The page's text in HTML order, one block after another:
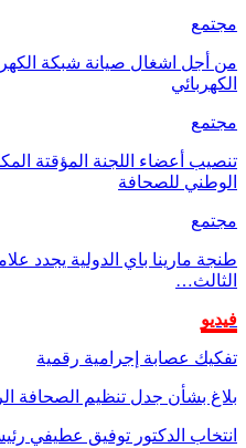
مجتمع
من أجل اشغال صيانة شبكة
الكهربائي
مجتمع
تنصيب أعضاء اللجنة المؤقتة
الوطني للصحافة
مجتمع
طنجة مارينا باي الدولية يجدد
الثالث…
فيديو
تفكيك عصابة إجرامية رقمية
بلاغ بشأن جدل تنظيم الصحافة
انتخاب الدكتور توفيق عطيفي